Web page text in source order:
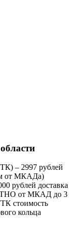
– 2997 рублей
от МКАДа)
рублей доставка
от МКАД до 3
стоимость
кольца